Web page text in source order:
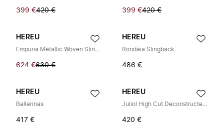
399 €420 € 399 €420 €
HEREU
Empuria Metallic Woven Slingback
624 €630 €
HEREU
Rondaia Slingback
486 €
HEREU
Ballerinas
417 €
HEREU
Juliol High Cut Deconstructed Loafer
420 €